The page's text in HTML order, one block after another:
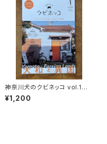
神奈川犬のクビネッコ vol.1
特集：大和と異国
¥1,200